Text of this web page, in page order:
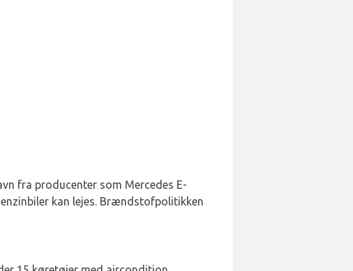
fra producenter som Mercedes E-
kan lejes. Brændstofpolitikken